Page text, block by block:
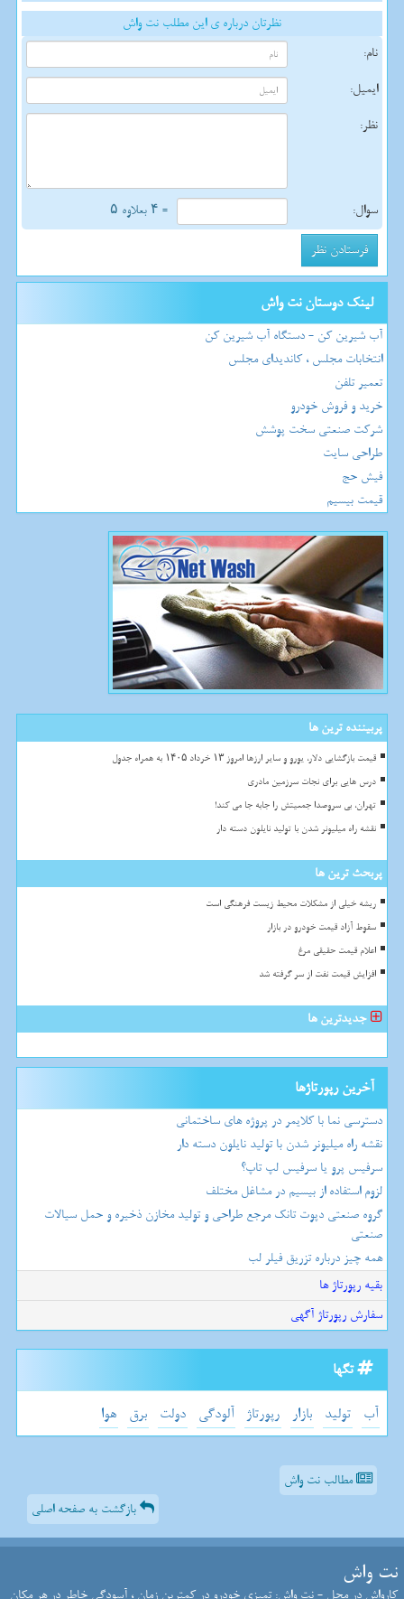
نظرتان درباره ی این مطلب نت واش
نام:
ایمیل:
نظر:
سوال: = ۴ بعلاوه ۵
لینک دوستان نت واش
آب شیرین کن - دستگاه آب شیرین کن
انتخابات مجلس ، کاندیدای مجلس
تعمیر تلفن
خرید و فروش خودرو
شرکت صنعتی سخت پوشش
طراحی سایت
فیش حج
قیمت بیسیم
پربیننده ترین ها
قیمت بازگشایی دلار، یورو و سایر ارزها امروز ۱۳ خرداد ۱۴۰۵ به همراه جدول
درس هایی برای نجات سرزمین مادری
تهران، بی سروصدا جمعیتش را جابه جا می کند!
نقشه راه میلیونر شدن با تولید نایلون دسته دار
پربحث ترین ها
ریشه خیلی از مشکلات محیط زیست فرهنگی است
سقوط آزاد قیمت خودرو در بازار
اعلام قیمت حقیقی مرغ
افزایش قیمت نفت از سر گرفته شد
جدیدترین ها
آخرین رپورتاژها
دسترسی نما با کلایمر در پروژه های ساختمانی
نقشه راه میلیونر شدن با تولید نایلون دسته دار
سرفیس پرو یا سرفیس لپ تاپ؟
لزوم استفاده از بیسیم در مشاغل مختلف
گروه صنعتی دپوت تانک مرجع طراحی و تولید مخازن ذخیره و حمل سیالات
صنعتی
همه چیز درباره تزریق فیلر لب
بقیه رپورتاژ ها
سفارش رپورتاژ آگهی
تگها
آب تولید بازار رپورتاژ آلودگی دولت برق هوا
مطالب نت واش
بازگشت به صفحه اصلی
نت واش